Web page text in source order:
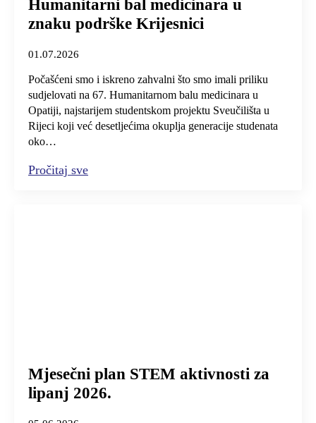
Humanitarni bal medicinara u
znaku podrške Krijesnici
01.07.2026
Počašćeni smo i iskreno zahvalni što smo imali priliku
sudjelovati na 67. Humanitarnom balu medicinara u
Opatiji, najstarijem studentskom projektu Sveučilišta u
Rijeci koji već desetljećima okuplja generacije studenata
oko…
Pročitaj sve
Mjesečni plan STEM aktivnosti za
lipanj 2026.